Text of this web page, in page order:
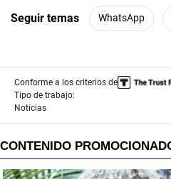
Seguir temas WhatsApp
Conforme a los criterios de
Tipo de trabajo:
Noticias